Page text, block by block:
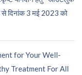
से दिनांक 3 मई 2023 को
for Your Well-
Treatment For All